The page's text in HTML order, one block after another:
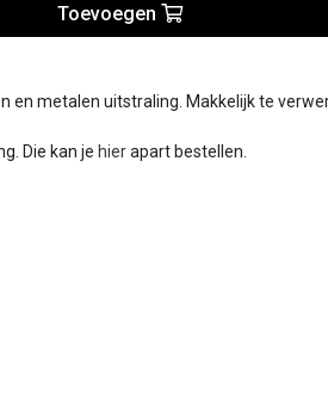
Toevoegen
en metalen uitstraling. Makkelijk te
Die kan je hierapart bestellen.